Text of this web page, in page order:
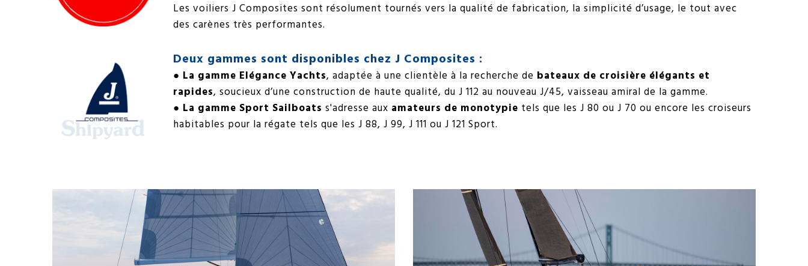
Les voiliers J Composites sont résolument tournés vers la qualité de fabrication, la simplicité d’usage, le tout avec
des carènes très performantes.
Deux gammes sont disponibles chez J Composites :
● La gamme Elégance Yachts, adaptée à une clientèle à la recherche de bateaux de croisière élégants et
rapides, soucieux d’une construction de haute qualité, du J 112 au nouveau J/45, vaisseau amiral de la gamme.
● La gamme Sport Sailboats s'adresse aux amateurs de monotypie tels que les J 80 ou J 70 ou encore les croiseurs
habitables pour la régate tels que les J 88, J 99, J 111 ou J 121 Sport.